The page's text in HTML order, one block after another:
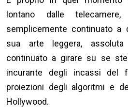
lontano dalle
semplicemente continuato a
sua arte leggera,
continuato a girare su se
incurante degli incassi del
proiezioni degli algoritmi e
Hollywood.